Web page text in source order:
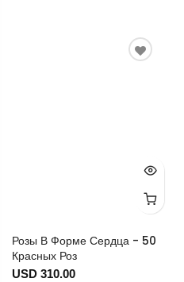
Розы В Форме Сердца - 50
Красных Роз
USD 310.00